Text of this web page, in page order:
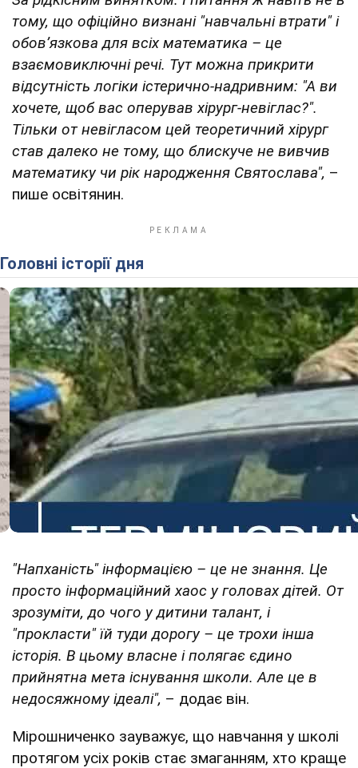
тому, що офіційно визнані "навчальні втрати" і
обов’язкова для всіх математика – це
взаємовиключні речі. Тут можна прикрити
відсутність логіки істерично-надривним: "А ви
хочете, щоб вас оперував хірург-невіглас?".
Тільки от невігласом цей теоретичний хірург
став далеко не тому, що блискуче не вивчив
математику чи рік народження Святослава", –
пише освітянин.
Головні історії дня
"Напханість" інформацією – це не знання. Це
просто інформаційний хаос у головах дітей. От
зрозуміти, до чого у дитини талант, і
"прокласти" їй туди дорогу – це трохи інша
історія. В цьому власне і полягає єдино
прийнятна мета існування школи. Але це в
недосяжному ідеалі", – додає він.
Мірошниченко зауважує, що навчання у школі
протягом усіх років стає змаганням, хто краще